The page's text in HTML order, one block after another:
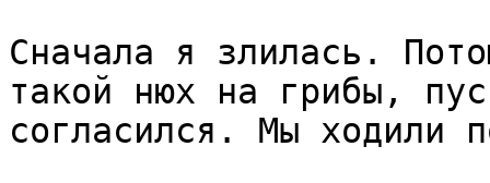
Сначала я злилась.
такой нюх на грибы,
согласился. Мы ходили